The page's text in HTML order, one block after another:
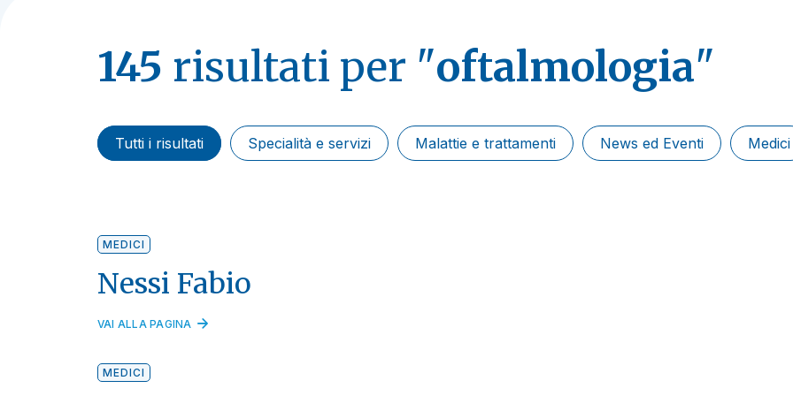
145 risultati per "oftalmologia"
Tutti i risultati Specialità e servizi Malattie e trattamenti News ed Eventi Medici
MEDICI
Nessi Fabio
VAI ALLA PAGINA
MEDICI